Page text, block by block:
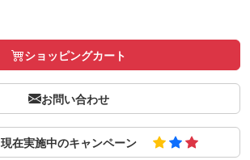
ショッピングカート
お問い合わせ
現在実施中のキャンペーン